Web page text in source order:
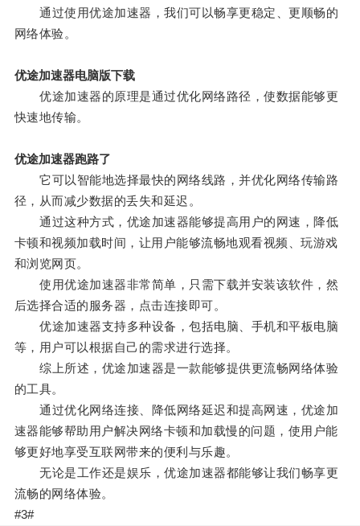
通过使用优途加速器，我们可以畅享更稳定、更顺畅的
网络体验。
优途加速器电脑版下载
优途加速器的原理是通过优化网络路径，使数据能够更
快速地传输。
优途加速器跑路了
它可以智能地选择最快的网络线路，并优化网络传输路
径，从而减少数据的丢失和延迟。
通过这种方式，优途加速器能够提高用户的网速，降低
卡顿和视频加载时间，让用户能够流畅地观看视频、玩游戏
和浏览网页。
使用优途加速器非常简单，只需下载并安装该软件，然
后选择合适的服务器，点击连接即可。
优途加速器支持多种设备，包括电脑、手机和平板电脑
等，用户可以根据自己的需求进行选择。
综上所述，优途加速器是一款能够提供更流畅网络体验
的工具。
通过优化网络连接、降低网络延迟和提高网速，优途加
速器能够帮助用户解决网络卡顿和加载慢的问题，使用户能
够更好地享受互联网带来的便利与乐趣。
无论是工作还是娱乐，优途加速器都能够让我们畅享更
流畅的网络体验。
#3#